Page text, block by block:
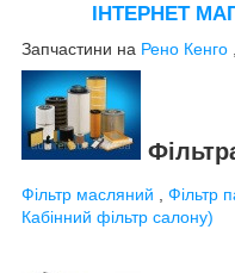
ІНТЕРНЕТ
Запчастини на Рено Кенго ,
Фільтр масляний Фільтр
Кабінний фільтр салону)